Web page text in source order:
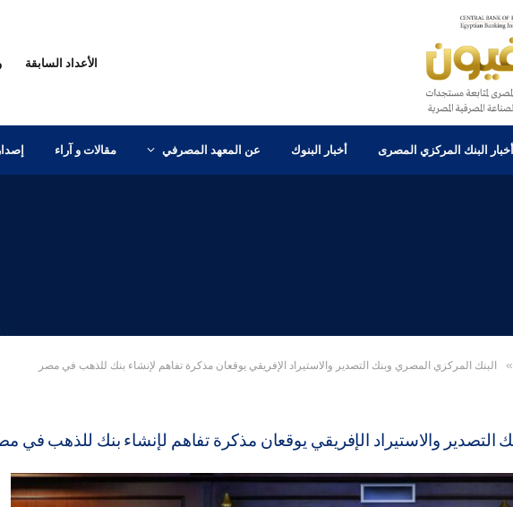
الأعداد السابقة
أخبار البنك المركزي المصرى أخبار البنوك عن المعهد المصرفي مقالات و آراء
» البنك المركزي المصري وبنك التصدير والاستيراد الإفريقي يوقعان مذكرة تفاهم لإنشاء بنك للذهب في مصر
التصدير والاستيراد الإفريقي يوقعان مذكرة تفاهم لإنشاء بنك للذهب في